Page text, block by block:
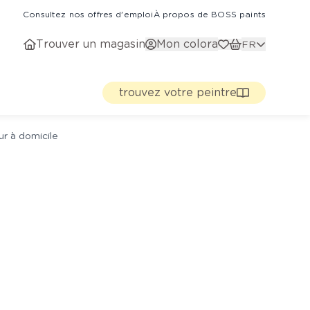
Consultez nos offres d'emploiÀ propos de BOSS paints
Trouver un magasin Mon colora FR
trouvez votre peintre
à domicile